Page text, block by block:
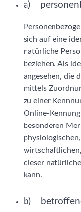
a)
sich auf eine
natürliche
beziehen. Als
angesehen, die
mittels
zu einer
Online-
besonderen
dieser
kann.
b)